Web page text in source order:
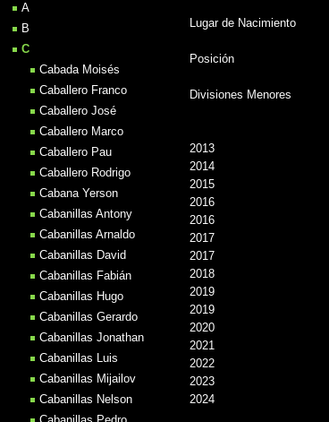
Lugar de Nacimiento
Posición
Divisiones Menores
2013
2014
2015
2016
2016
2017
2017
2018
2019
2019
2020
2021
2022
2023
2024
A
B
C
Cabada Moisés
Caballero Franco
Caballero José
Caballero Marco
Caballero Pau
Caballero Rodrigo
Cabana Yerson
Cabanillas Antony
Cabanillas Arnaldo
Cabanillas David
Cabanillas Fabián
Cabanillas Hugo
Cabanillas Gerardo
Cabanillas Jonathan
Cabanillas Luis
Cabanillas Mijailov
Cabanillas Nelson